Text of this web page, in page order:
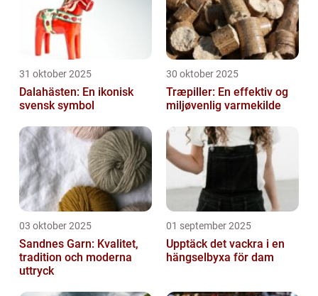
31 oktober 2025
Dalahästen: En ikonisk
svensk symbol
30 oktober 2025
Træpiller: En effektiv og
miljøvenlig varmekilde
03 oktober 2025
Sandnes Garn: Kvalitet,
tradition och moderna
uttryck
01 september 2025
Upptäck det vackra i en
hängselbyxa för dam